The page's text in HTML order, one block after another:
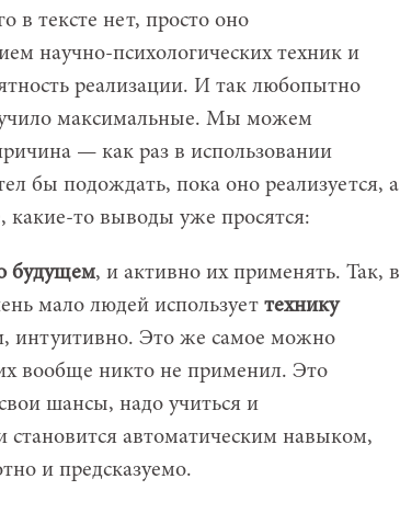
в тексте нет, просто оно
научно-психологических техник и
реализации. И так любопытно
максимальные. Мы можем
— как раз в использовании
бы подождать, пока оно реализуется, а
какие-то выводы уже просятся:
будущем, и активно их применять. Так, в
мало людей использует технику
интуитивно. Это же самое можно
вообще никто не применил. Это
шансы, надо учиться и
становится автоматическим навыком,
и предсказуемо.